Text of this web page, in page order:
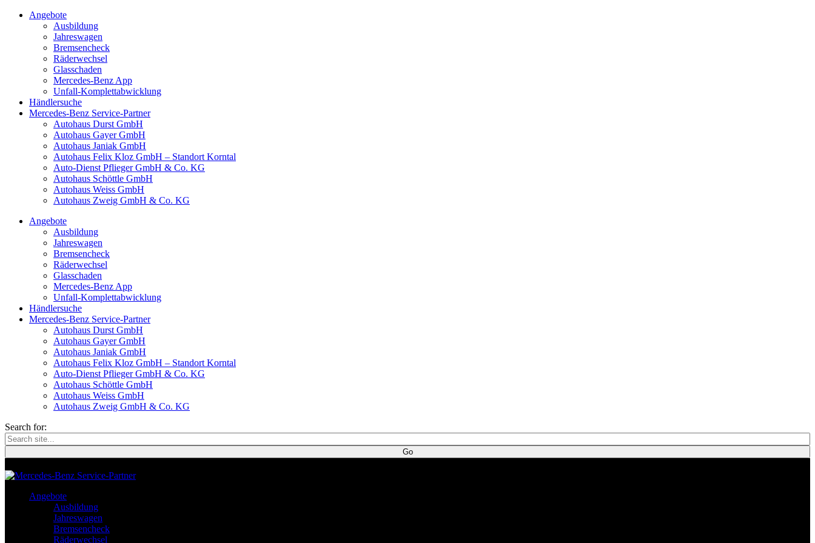
Angebote
Ausbildung
Jahreswagen
Bremsencheck
Räderwechsel
Glasschaden
Mercedes-Benz App
Unfall-Komplettabwicklung
Händlersuche
Mercedes-Benz Service-Partner
Autohaus Durst GmbH
Autohaus Gayer GmbH
Autohaus Janiak GmbH
Autohaus Felix Kloz GmbH – Standort Korntal
Auto-Dienst Pflieger GmbH & Co. KG
Autohaus Schöttle GmbH
Autohaus Weiss GmbH
Autohaus Zweig GmbH & Co. KG
Angebote
Ausbildung
Jahreswagen
Bremsencheck
Räderwechsel
Glasschaden
Mercedes-Benz App
Unfall-Komplettabwicklung
Händlersuche
Mercedes-Benz Service-Partner
Autohaus Durst GmbH
Autohaus Gayer GmbH
Autohaus Janiak GmbH
Autohaus Felix Kloz GmbH – Standort Korntal
Auto-Dienst Pflieger GmbH & Co. KG
Autohaus Schöttle GmbH
Autohaus Weiss GmbH
Autohaus Zweig GmbH & Co. KG
Search for:
Angebote
Ausbildung
Jahreswagen
Bremsencheck
Räderwechsel